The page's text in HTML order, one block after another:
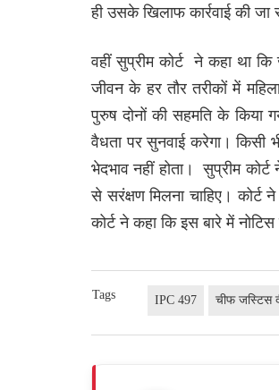
ही उसके खिलाफ कार्रवाई की
वहीं सुप्रीम कोर्ट ने कहा था
जीवन के हर तौर तरीकों में
पुरुष दोनों की सहमति के किया
वैधता पर सुनवाई करेगा। किसी
भेदभाव नहीं होता। सुप्रीम
से सरंक्षण मिलना चाहिए। कोर्ट
कोर्ट ने कहा कि इस बारे में
Tags IPC 497 चीफ जस्टिस